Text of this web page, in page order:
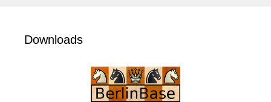
Downloads